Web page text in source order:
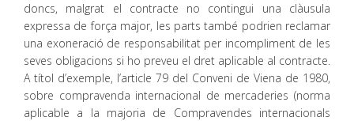
doncs, malgrat el contracte no contingui una clàusula
expressa de força major, les parts també podrien reclamar
una exoneració de responsabilitat per incompliment de les
seves obligacions si ho preveu el dret aplicable al contracte.
A títol d’exemple, l’article 79 del Conveni de Viena de 1980,
sobre compravenda internacional de mercaderies (norma
aplicable a la majoria de Compravendes internacionals